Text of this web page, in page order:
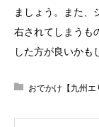
ましょう。また、
右されてしまうも
した方が良いかも
おでかけ【九州エ